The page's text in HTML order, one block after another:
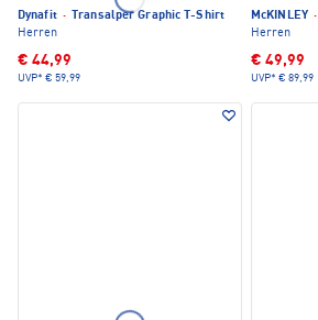
Dynafit ·
Transalper Graphic T-Shirt
Herren
€ 44,99
UVP* € 59,99
McKINLEY ·
Herren
€ 49,99
UVP* € 89,99